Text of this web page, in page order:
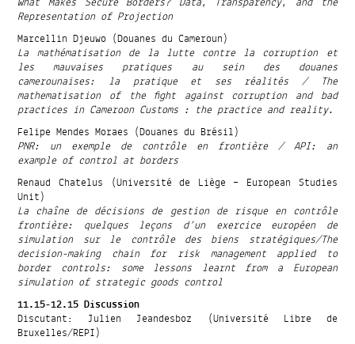
Representation of Projection
Marcellin Djeuwo (Douanes du Cameroun)
La mathématisation de la lutte contre la corruption et
les mauvaises pratiques au sein des douanes
camerounaises: la pratique et ses réalités / The
mathematisation of the fight against corruption and bad
practices in Cameroon Customs : the practice and reality.
Felipe Mendes Moraes (Douanes du Brésil)
PNR: un exemple de contrôle en frontière / API: an
example of control at borders
Renaud Chatelus (Université de Liège – European Studies
Unit)
La chaîne de décisions de gestion de risque en contrôle
frontière: quelques leçons d’un exercice européen de
simulation sur le contrôle des biens stratégiques/The
decision-making chain for risk management applied to
border controls: some lessons learnt from a European
simulation of strategic goods control
11.15-12.15 Discussion
Discutant: Julien Jeandesboz (Université Libre de
Bruxelles/REPI)